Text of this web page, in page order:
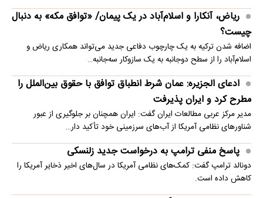
ریاض، آنکارا و اسلام‌آباد در یک پیمان/ «توافق مکه» به دنبال
چیست؟
اضافه شدن ترکیه به یک چارچوب دفاعی جدید می‌تواند همکاری ریاض و
اسلام‌آباد را از سطح دوجانبه به یک سازوکار سه‌جانبه…
ادعای الجزیره: عمان شرط انطباق توافق با حقوق بین‌الملل را
مطرح کرد و ایران پذیرفت
مدیر مرکز عربی مطالعات ایران گفت: ایران همچنان بر جلوگیری از عبور
شناورهای نظامی آمریکا از آب‌های سرزمینی خود تأکید دار…
پاسخ منفی ترامپ به درخواست جدید زلنسکی
دونالد ترامپ گفت: کمک‌های نظامی آمریکا در سال‌های اخیر ذخایر آمریکا را
کاهش داده است.